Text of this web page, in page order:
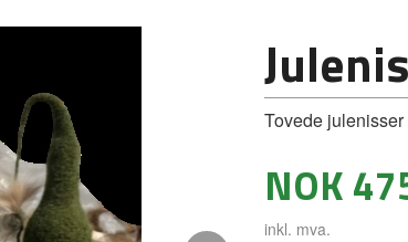
Tovede
Pris
NOK
inkl. mva.